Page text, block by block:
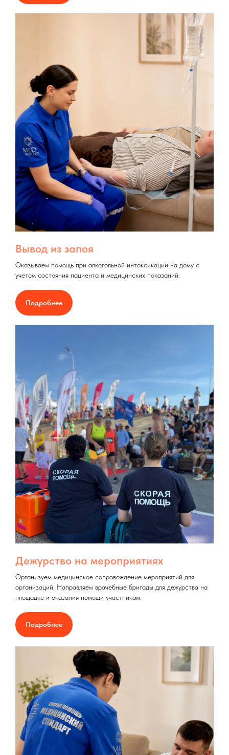
Вывод из запоя
Оказываем помощь при алкогольной интоксикации на дому с
учетом состояния пациента и медицинских показаний.
Подробнее
Дежурство на мероприятиях
Организуем медицинское сопровождение мероприятий для
организаций. Направляем врачебные бригады для дежурства на
площадке и оказания помощи участникам.
Подробнее